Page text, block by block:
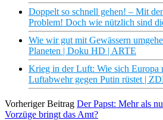
Doppelt so schnell gehen! – Mit
Problem! Doch wie nützlich sind
Wie wir gut mit Gewässern
Planeten | Doku HD | ARTE
Krieg in der Luft: Wie sich Europa
Luftabwehr gegen Putin rüstet |
Vorheriger Beitrag Der Papst: Mehr als
Vorzüge bringt das Amt?